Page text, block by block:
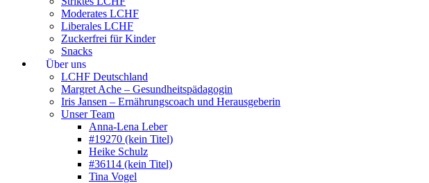
Moderates LCHF
Liberales LCHF
Zuckerfrei für Kinder
Snacks
Über uns
LCHF Deutschland
Margret Ache – Gesundheitspädagogin
Iris Jansen – Ernährungscoach und Herausgeberin
Unser Team
Anna-Lena Leber
#19270 (kein Titel)
Heike Schulz
#36114 (kein Titel)
Tina Vogel